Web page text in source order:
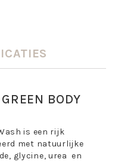
BODY
is een rijk
met natuurlijke
glycine, urea en